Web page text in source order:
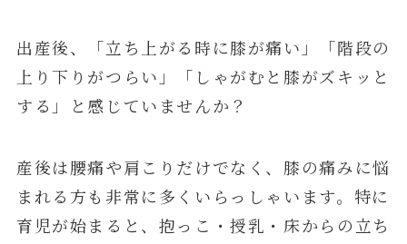
出産後、「立ち上がる時に膝が痛い」「階段の
上り下りがつらい」「しゃがむと膝がズキッと
する」と感じていませんか？
産後は腰痛や肩こりだけでなく、膝の痛みに悩
まれる方も非常に多くいらっしゃいます。特に
育児が始まると、抱っこ・授乳・床からの立ち